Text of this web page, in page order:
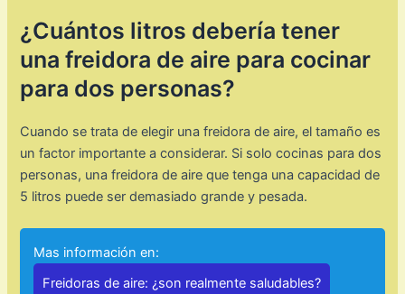
¿Cuántos litros debería tener
una freidora de aire para cocinar
para dos personas?
Cuando se trata de elegir una freidora de aire, el tamaño es
un factor importante a considerar. Si solo cocinas para dos
personas, una freidora de aire que tenga una capacidad de
5 litros puede ser demasiado grande y pesada.
Mas información en:
Freidoras de aire: ¿son realmente saludables?